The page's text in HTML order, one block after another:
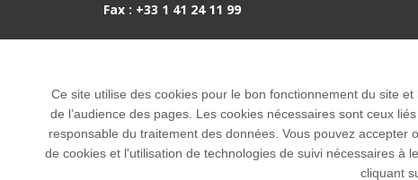
Fax : +33 1 41 24 11 99
BUS : 184 / 187 (La Plaine) / V3 (L'Orangerie)
184 / N21 (Division Leclerc - Camille Desmoulins)
Ce site utilise des cookies pour le bon fonctionnement du site
de l’audience des pages. Les cookies nécessaires sont ceux
responsable du traitement des données. Vous pouvez
de cookies et l'utilisation de technologies de suivi nécessaires à
cliquant